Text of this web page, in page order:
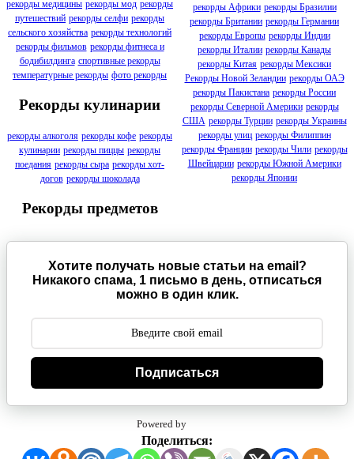
рекорды медицины рекорды мод рекорды
путешествий рекорды селфи рекорды
сельского хозяйства рекорды технологий
рекорды фильмов рекорды фитнеса и
бодибилдинга спортивные рекорды
температурные рекорды фото рекорды
Рекорды кулинарии
рекорды алкоголя рекорды кофе рекорды
кулинарии рекорды пиццы рекорды
поедания рекорды сыра рекорды хот-
догов рекорды шоколада
Рекорды предметов
рекорды Африки рекорды Бразилии
рекорды Британии рекорды Германии
рекорды Европы рекорды Индии
рекорды Италии рекорды Канады
рекорды Китая рекорды Мексики
Рекорды Новой Зеландии рекорды ОАЭ
рекорды Пакистана рекорды России
рекорды Северной Америки рекорды
США рекорды Турции рекорды Украины
рекорды улиц рекорды Филиппин
рекорды Франции рекорды Чили рекорды
Швейцарии рекорды Южной Америки
рекорды Японии
Хотите получать новые статьи на email?
Никакого спама, 1 письмо в день, отписаться
можно в один клик.
Подписаться
Powered by
Поделиться: